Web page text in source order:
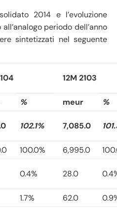
2014 e l’evoluzione
periodo dell’anno
sintetizzati nel seguente
12M 2103
% meur
%
102.1% 7,085.0
100.0% 6,995.0
0.4% 28.0
1.7% 62.0